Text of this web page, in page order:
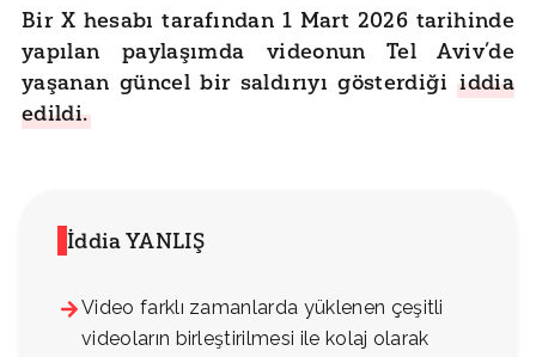
Bir X hesabı tarafından 1 Mart 2026 tarihinde
yapılan paylaşımda videonun Tel Aviv’de
yaşanan güncel bir saldırıyı gösterdiğiiddia
edildi.
İddia YANLIŞ
Video farklı zamanlarda yüklenen çeşitli
videoların birleştirilmesi ile kolaj olarak